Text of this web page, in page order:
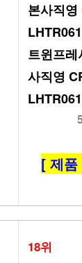
본사직영
트윈프
사직영
[ 제품
18위